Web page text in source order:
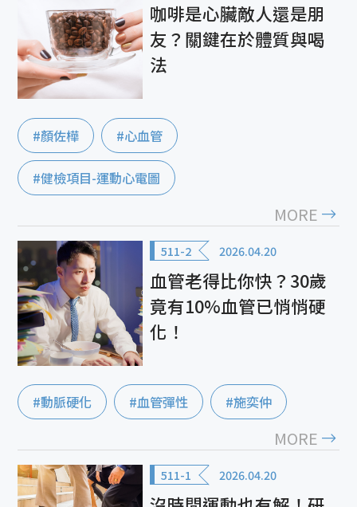
咖啡是心臟敵人還是朋
友？關鍵在於體質與喝
法
#顏佐樺 #心血管
#健檢項目-運動心電圖
MORE
511-2 2026.04.20
血管老得比你快？30歲
竟有10%血管已悄悄硬
化！
#動脈硬化 #血管彈性 #施奕仲
MORE
511-1 2026.04.20